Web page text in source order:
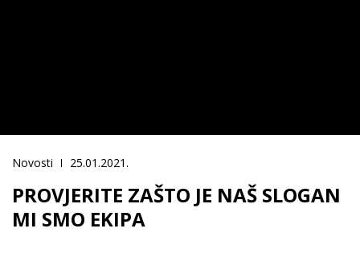
Novosti 25.01.2021.
PROVJERITE ZAŠTO JE NAŠ SLOGAN
MI SMO EKIPA